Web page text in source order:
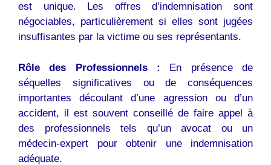
est unique. Les offres d’indemnisation sont
négociables, particulièrement si elles sont jugées
insuffisantes par la victime ou ses représentants.
Rôle des Professionnels :
En présence de
séquelles significatives ou de conséquences
importantes découlant d’une agression ou d’un
accident, il est souvent conseillé de faire appel à
des professionnels tels qu’un avocat ou un
médecin-expert pour obtenir une indemnisation
adéquate.